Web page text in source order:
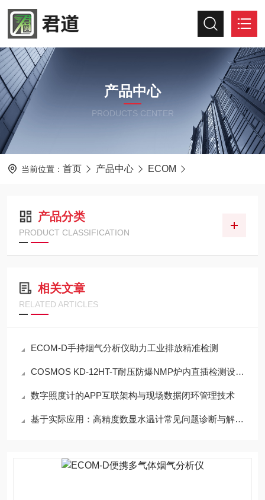
产品中心
PRODUCTS CENTER
当前位置： 首页 产品中心 ECOM
产品分类
PRODUCT CLASSIFICATION
相关文章
RELATED ARTICLES
ECOM-D手持烟气分析仪助力工业排放精准检测
COSMOS KD-12HT-T耐压防爆NMP炉内直插检测设备工程设计指南
数字照度计的APP互联架构与现场数据闭环管理技术
基于实际应用：高精度数显水温计常见问题诊断与解决策略